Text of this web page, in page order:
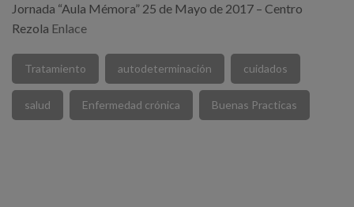
Jornada “Aula Mémora” 25 de Mayo de 2017 – Centro
Rezola Enlace
Tratamiento autodeterminación cuidados
salud Enfermedad crónica Buenas Practicas